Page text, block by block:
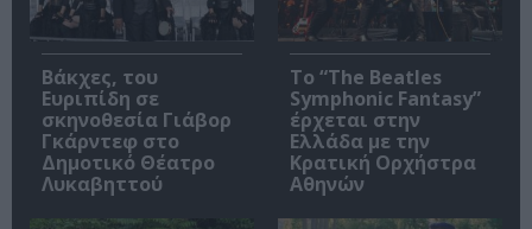
Βάκχες, του
Ευριπίδη σε
σκηνοθεσία Γιάβορ
Γκάρντεφ στο
Δημοτικό Θέατρο
Λυκαβηττού
Το “The Beatles
Symphonic Fantasy”
έρχεται στην
Ελλάδα με την
Κρατική Ορχήστρα
Αθηνών